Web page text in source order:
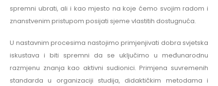
spremni ubrati, ali i kao mjesto na koje ćemo svojim radom i
znanstvenim pristupom posijati sjeme vlastitih dostugnuća.
U nastavnim procesima nastojimo primjenjivati dobra svjetska
iskustava i biti spremni da se uključimo u međunarodnu
razmjenu znanja kao aktivni sudionici. Primjena suvremenih
standarda u organizaciji studija, didaktičkim metodama i